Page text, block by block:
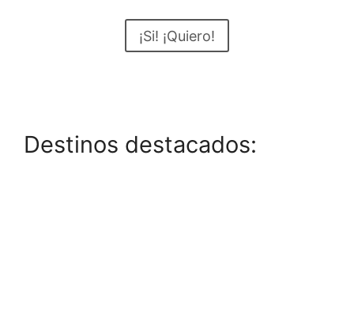
¡Si! ¡Quiero!
Destinos destacados: